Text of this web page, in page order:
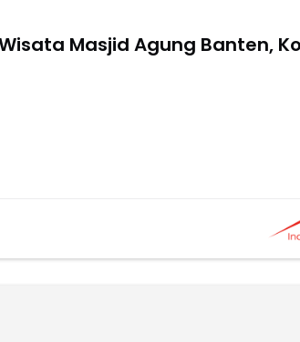
Masjid Agung Banten,